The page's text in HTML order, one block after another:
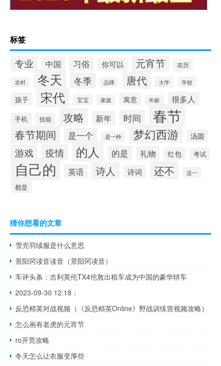
标签
专业 中国 习俗 你可以 元宵节 农历
农村 冬天 冬季 品牌 唐代 大学 学校
孩子 宋代 宝宝 家庭 寓意 年龄 很多人
手机 技能 攻略 新年 时间 春节
春节期间 是一个 是一种 梦幻西游 汤圆
游戏 疫情 的人 的是 礼物 红包 考试
自己的 英语 诗人 诗词 还不 这一
都是
猜你想看的文章
雪壳羽绒服是什么意思
景阳冈读音读音（景阳冈读音）
车评头条：吉利英伦TX4伦敦出租车成为中国的豪华轿车
2023-09-30 12:18：
反恐精英对战视频（《反恐精英Online》野战训练营视频攻略）
怎么画有老虎的元宵节
ro开荒攻略
冬天怎么让衣服变厚些